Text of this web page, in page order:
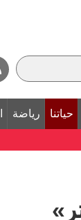
حياتنا رياضة